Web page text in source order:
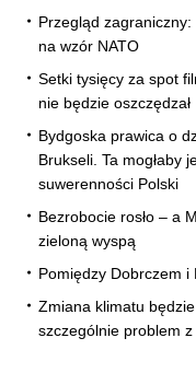
Przegląd zagraniczny:
na wzór NATO
Setki tysięcy za spot
nie będzie oszczędzał
Bydgoska prawica o
Brukseli. Ta mogłaby
suwerenności Polski
Bezrobocie rosło – a
zieloną wyspą
Pomiędzy Dobrczem
Zmiana klimatu
szczególnie problem